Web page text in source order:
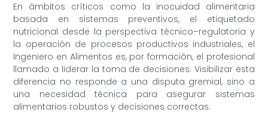
En ámbitos críticos como la inocuidad alimentaria
basada en sistemas preventivos, el etiquetado
nutricional desde la perspectiva técnico–regulatoria y
la operación de procesos productivos industriales, el
Ingeniero en Alimentos es, por formación, el profesional
llamado a liderar la toma de decisiones. Visibilizar esta
diferencia no responde a una disputa gremial, sino a
una necesidad técnica para asegurar sistemas
alimentarios robustos y decisiones correctas.